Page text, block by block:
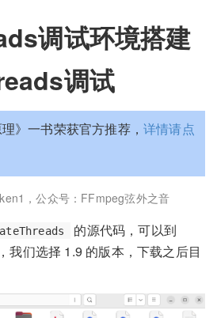
调试环境搭建
调试
》一书荣获官方推荐，详情请点
，公众号：FFmpeg弦外之音
的源代码，可以到
我们选择 1.9 的版本，下载之后目